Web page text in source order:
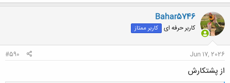
ک
ن
ش
ه
ا
Bahar5746
کاربر حرفه ای کاربر ممتاز
Jun 17, 2026
#590
از پشتکارش